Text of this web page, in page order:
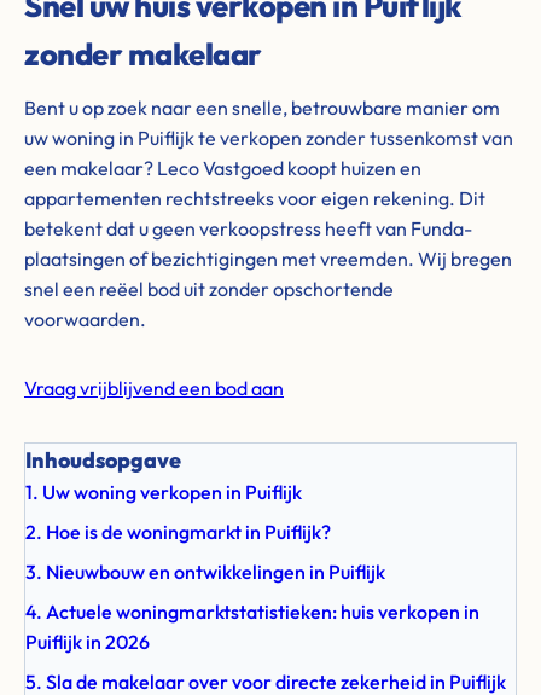
zonder makelaar
Bent u op zoek naar een snelle, betrouwbare manier om
uw woning in Puiflijk te verkopen zonder tussenkomst van
een makelaar? Leco Vastgoed koopt huizen en
appartementen rechtstreeks voor eigen rekening. Dit
betekent dat u geen verkoopstress heeft van Funda-
plaatsingen of bezichtigingen met vreemden. Wij bregen
snel een reëel bod uit zonder opschortende
voorwaarden.
Vraag vrijblijvend een bod aan
Inhoudsopgave
1. Uw woning verkopen in Puiflijk
2. Hoe is de woningmarkt in Puiflijk?
3. Nieuwbouw en ontwikkelingen in Puiflijk
4. Actuele woningmarktstatistieken: huis verkopen in
Puiflijk in 2026
5. Sla de makelaar over voor directe zekerheid in Puiflijk